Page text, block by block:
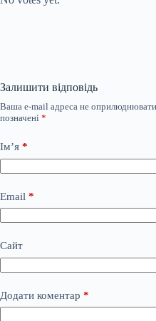
Залишити відповідь
Ваша e-mail адреса не
позначені *
Ім’я *
Email *
Сайт
Додати коментар *